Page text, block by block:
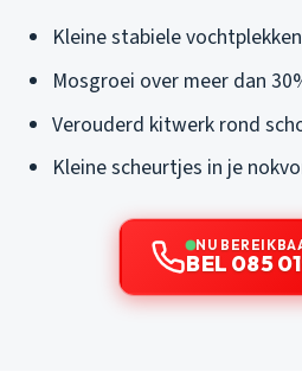
Kleine stabiele
Mosgroei over meer dan
Verouderd kitwerk rond
Kleine scheurtjes in je
NU
BEL 085